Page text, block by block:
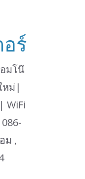
ร์
มโน๊
หม่|
WiFi
ม ,